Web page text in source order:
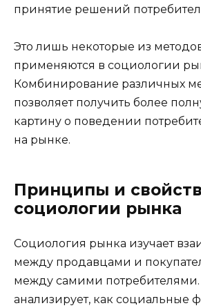
принятие решений
Это лишь некоторые из
применяются в социологии
Комбинирование различных
позволяет получить более
картину о поведении
на рынке.
Принципы и
социологии рынка
Социология рынка изучает
между продавцами и
между самими
анализирует, как социальные